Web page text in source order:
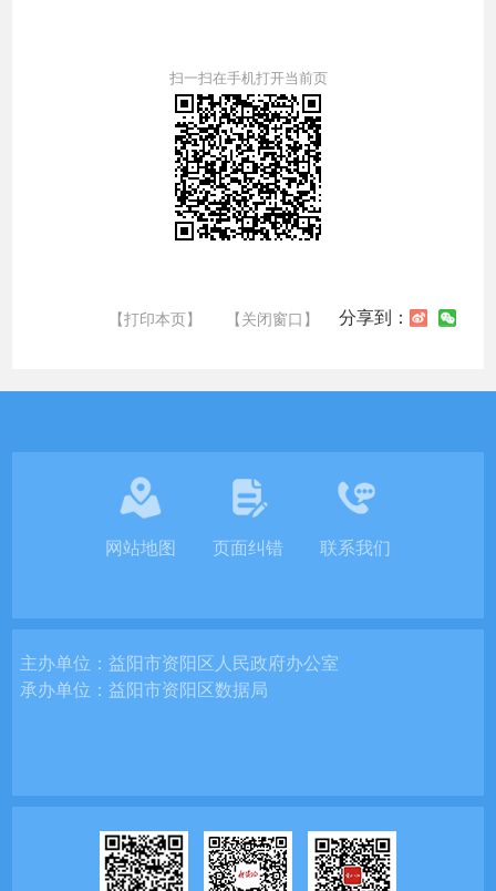
扫一扫在手机打开当前页
【打印本页】 【关闭窗口】 分享到：
网站地图 页面纠错 联系我们
主办单位：益阳市资阳区人民政府办公室
承办单位：益阳市资阳区数据局